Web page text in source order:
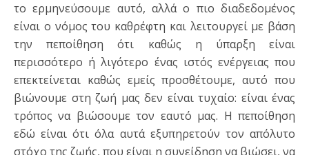
το ερμηνεύσουμε αυτό, αλλά ο πιο διαδεδομένος
είναι ο νόμος του καθρέφτη και λειτουργεί με βάση
την πεποίθηση ότι καθώς η ύπαρξη είναι
περισσότερο ή λιγότερο ένας ιστός ενέργειας που
επεκτείνεται καθώς εμείς προσθέτουμε, αυτό που
βιώνουμε στη ζωή μας δεν είναι τυχαίο: είναι ένας
τρόπος να βιώσουμε τον εαυτό μας. Η πεποίθηση
εδώ είναι ότι όλα αυτά εξυπηρετούν τον απόλυτο
στόχο της ζωής, που είναι η συνείδηση να βιώσει, να